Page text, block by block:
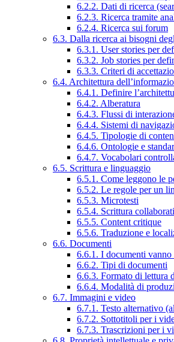
6.2.2. Dati di ricerca
6.2.3. Ricerca tramite
6.2.4. Ricerca sui forum
6.3. Dalla ricerca ai bisogni
6.3.1. User stories per
6.3.2. Job stories per
6.3.3. Criteri di
6.4. Architettura
6.4.1. Definire
6.4.2. Alberatura
6.4.3. Flussi di
6.4.4. Sistemi di
6.4.5. Tipologie di
6.4.6. Ontologie e
6.4.7. Vocabolari
6.5. Scrittura e linguaggio
6.5.1. Come leggono le
6.5.2. Le regole per un
6.5.3. Microtesti
6.5.4. Scrittura
6.5.5. Content critique
6.5.6. Traduzione e
6.6. Documenti
6.6.1. I documenti vanno
6.6.2. Tipi di documenti
6.6.3. Formato di lettura
6.6.4. Modalità di
6.7. Immagini e video
6.7.1. Testo alternativo
6.7.2. Sottotitoli per i
6.7.3. Trascrizioni per i